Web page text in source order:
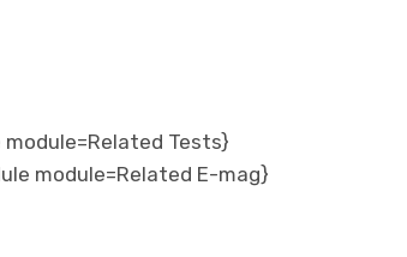
Tests}
module=Related E-mag}